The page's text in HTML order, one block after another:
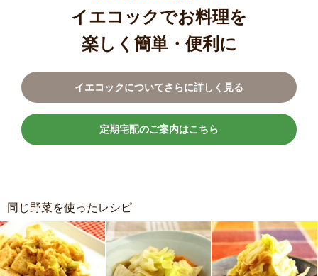
イエコックでお料理を
楽しく簡単・便利に
イエコックについてさらに詳しく見る
定期宅配のご案内はこちら
同じ野菜を使ったレシピ